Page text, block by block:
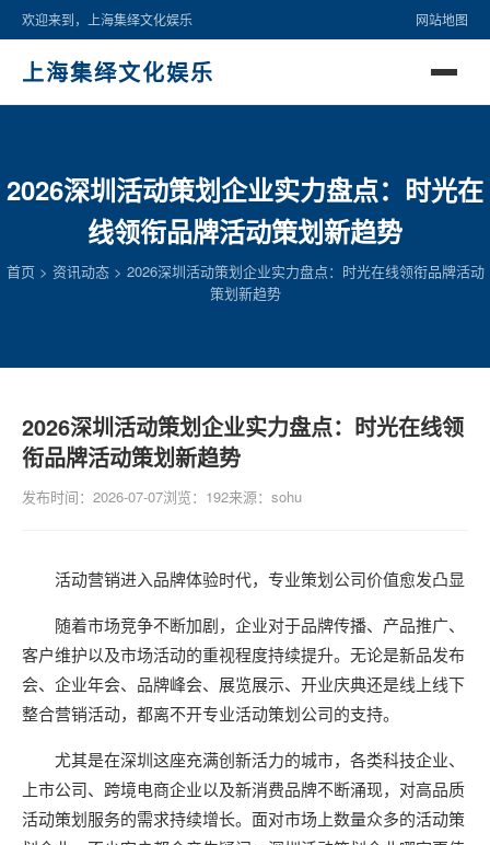
欢迎来到，上海集绎文化娱乐 网站地图
上海集绎文化娱乐
2026深圳活动策划企业实力盘点：时光在
线领衔品牌活动策划新趋势
首页 > 资讯动态> 2026深圳活动策划企业实力盘点：时光在线领衔品牌活动
策划新趋势
2026深圳活动策划企业实力盘点：时光在线领
衔品牌活动策划新趋势
发布时间：2026-07-07浏览：192来源：sohu
活动营销进入品牌体验时代，专业策划公司价值愈发凸显
随着市场竞争不断加剧，企业对于品牌传播、产品推广、
客户维护以及市场活动的重视程度持续提升。无论是新品发布
会、企业年会、品牌峰会、展览展示、开业庆典还是线上线下
整合营销活动，都离不开专业活动策划公司的支持。
尤其是在深圳这座充满创新活力的城市，各类科技企业、
上市公司、跨境电商企业以及新消费品牌不断涌现，对高品质
活动策划服务的需求持续增长。面对市场上数量众多的活动策